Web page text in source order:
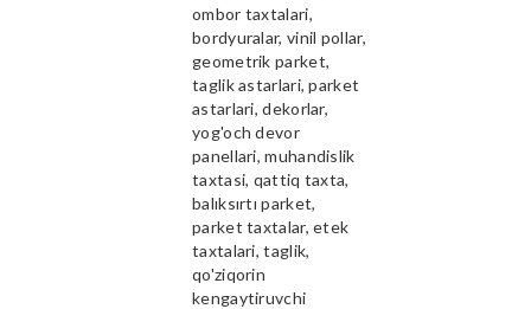
ombor taxtalari,
bordyuralar, vinil pollar,
geometrik parket,
taglik astarlari, parket
astarlari, dekorlar,
yog'och devor
panellari, muhandislik
taxtasi, qattiq taxta,
balıksırtı parket,
parket taxtalar, etek
taxtalari, taglik,
qo'ziqorin
kengaytiruvchi